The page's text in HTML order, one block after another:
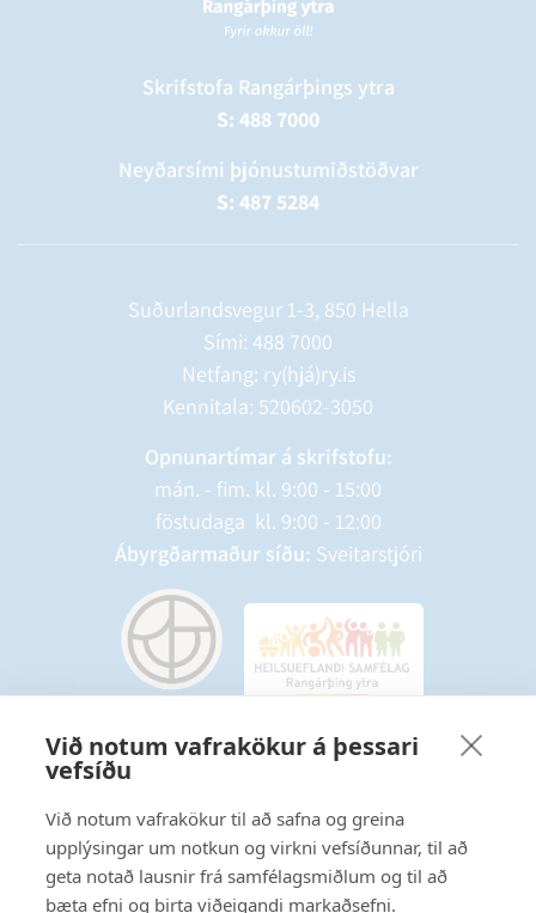
Við notum vafrakökur á þessari
vefsíðu
Við notum vafrakökur til að safna og greina
upplýsingar um notkun og virkni vefsíðunnar, til að
geta notað lausnir frá samfélagsmiðlum og til að
bæta efni og birta viðeigandi markaðsefni.
Skrifstofa Rangárþings ytra
S: 488 7000
Neyðarsími þjónustumiðstöðvar
S: 487 5284
Suðurlandsvegur 1-3, 850 Hella
Sími: 488 7000
Netfang: ry(hjá)ry.is
Kennitala: 520602-3050
Opnunartímar á skrifstofu:
mán. - fim. kl. 9:00 - 15:00
föstudaga kl. 9:00 - 12:00
Ábyrgðarmaður síðu: Sveitarstjóri
Starfsmannavefur
Hafðu samband
Ritstjórnarstefna